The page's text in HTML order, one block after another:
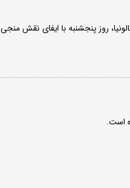
روز پنجشنبه با ایفای نقش منجی
است.